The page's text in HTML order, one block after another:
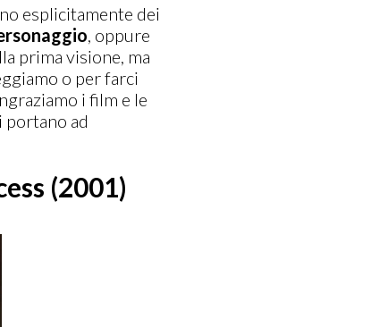
esplicitamente dei
, oppure
prima visione, ma
o per farci
i film e le
portano ad
(2001)